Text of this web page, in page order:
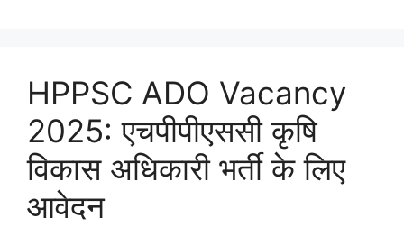
HPPSC ADO Vacancy
2025: एचपीपीएससी कृषि
विकास अधिकारी भर्ती के लिए
आवेदन